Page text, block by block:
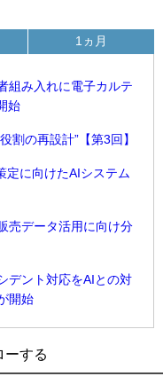
組み入れに電子カルテ
始
割の再設計”【第3回】
定に向けたAIシステム
売データ活用に向け分
デント対応をAIとの対
開始
1ヵ月
ーする